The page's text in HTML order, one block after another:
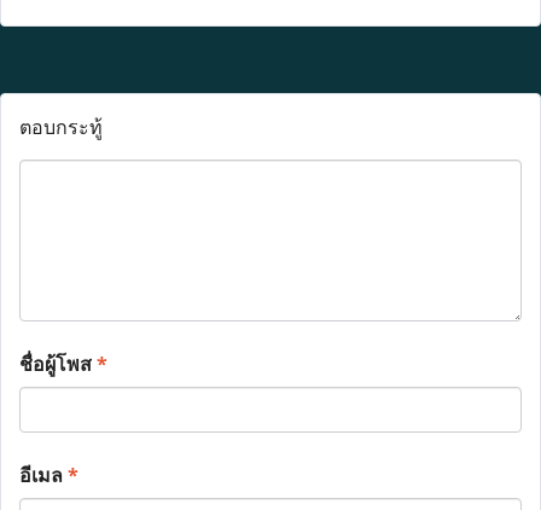
ตอบกระทู้
ชื่อผู้โพส*
อีเมล*